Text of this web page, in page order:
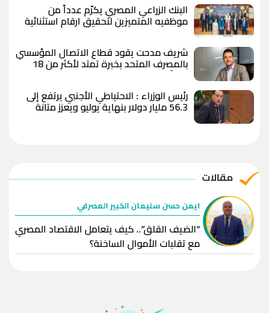
البنك الزراعي المصري يكرّم عدداً من
موظفيه المتميزين لتحقيق ارقام استثنائية
في القروض الشخصية خلال الربع الأول من
2026
شريف مدحت يقود قطاع الاتصال المؤسسي
بالمصرف المتحد بخبرة تمتد لأكثر من 18
عاماً
رئيس الوزراء : الاحتياطي الأجنبي يرتفع إلى
56.3 مليار دولار بنهاية يوليو ويعزز متانة
الاقتصاد المصري
مقالات
ايمن حسن سليمان الخبير المصرفي
“الضيف القلق”.. كيف يتعامل الاقتصاد المصري
مع تقلبات الأموال الساخنة؟